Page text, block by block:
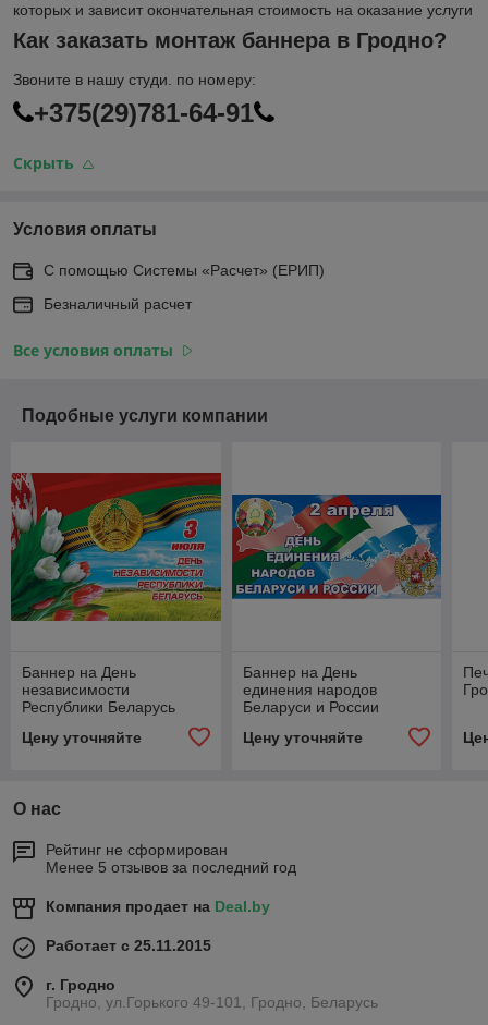
которых и зависит окончательная стоимость на оказание услуги
Как заказать монтаж баннера в Гродно?
Звоните в нашу студи. по номеру:
+375(29)781-64-91
Скрыть
Условия оплаты
С помощью Системы «Расчет» (ЕРИП)
Безналичный расчет
Все условия оплаты
Подобные услуги компании
Баннер на День
независимости
Республики Беларусь
Цену уточняйте
Баннер на День
единения народов
Беларуси и России
Цену уточняйте
О нас
Рейтинг не сформирован
Менее 5 отзывов за последний год
Компания продает на Deal.by
Работает с 25.11.2015
г. Гродно
Гродно, ул.Горького 49-101, Гродно, Беларусь